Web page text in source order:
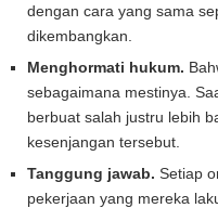
dengan cara yang sama
dikembangkan.
Menghormati hukum.
sebagaimana mestinya.
berbuat salah justru lebih
kesenjangan tersebut.
Tanggung jawab. Setiap
pekerjaan yang mereka